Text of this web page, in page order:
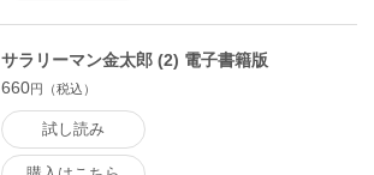
サラリーマン金太郎 (2) 電子書籍版
660円（税込）
試し読み